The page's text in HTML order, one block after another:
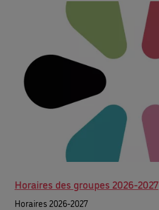
Horaires des groupes 2026-2027
Horaires 2026-2027